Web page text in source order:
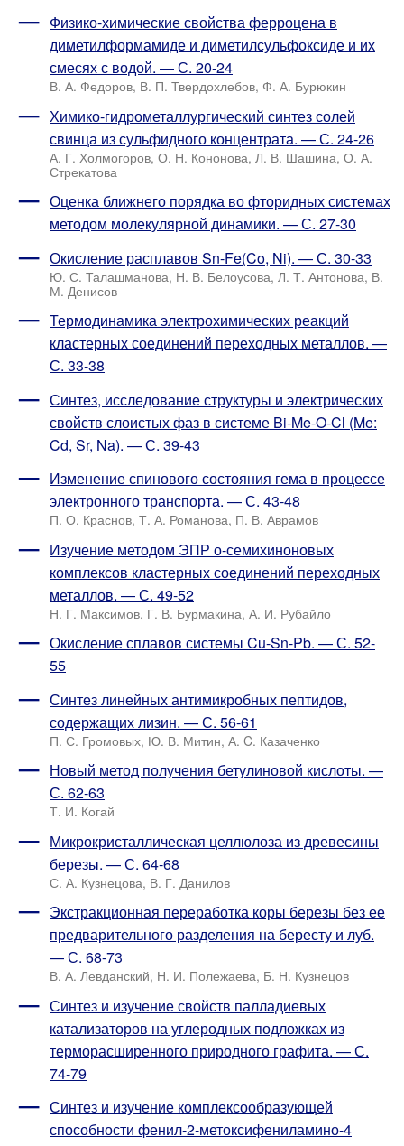
Физико-химические свойства ферроцена в
диметилформамиде и диметилсульфоксиде и их
смесях с водой. — С. 20-24
В. А. Федоров, В. П. Твердохлебов, Ф. А. Бурюкин
Химико-гидрометаллургический синтез солей
свинца из сульфидного концентрата. — С. 24-26
А. Г. Холмогоров, О. Н. Кононова, Л. В. Шашина, О. А.
Стрекатова
Оценка ближнего порядка во фторидных системах
методом молекулярной динамики. — С. 27-30
Окисление расплавов Sn-Fe(Co, Ni). — С. 30-33
Ю. С. Талашманова, Н. В. Белоусова, Л. Т. Антонова, В.
М. Денисов
Термодинамика электрохимических реакций
кластерных соединений переходных металлов. —
С. 33-38
Синтез, исследование структуры и электрических
свойств слоистых фаз в системе Bi-Me-O-Cl (Me:
Cd, Sr, Na). — С. 39-43
Изменение спинового состояния гема в процессе
электронного транспорта. — С. 43-48
П. О. Краснов, Т. А. Романова, П. В. Аврамов
Изучение методом ЭПР о-семихиноновых
комплексов кластерных соединений переходных
металлов. — С. 49-52
Н. Г. Максимов, Г. В. Бурмакина, А. И. Рубайло
Окисление сплавов системы Cu-Sn-Pb. — С. 52-
55
Синтез линейных антимикробных пептидов,
содержащих лизин. — С. 56-61
П. С. Громовых, Ю. В. Митин, А. C. Казаченко
Новый метод получения бетулиновой кислоты. —
С. 62-63
Т. И. Когай
Микрокристаллическая целлюлоза из древесины
березы. — С. 64-68
С. А. Кузнецова, В. Г. Данилов
Экстракционная переработка коры березы без ее
предварительного разделения на бересту и луб.
— С. 68-73
В. А. Левданский, Н. И. Полежаева, Б. Н. Кузнецов
Синтез и изучение свойств палладиевых
катализаторов на углеродных подложках из
терморасширенного природного графита. — С.
74-79
Синтез и изучение комплексообразующей
способности фенил-2-метоксифениламино-4